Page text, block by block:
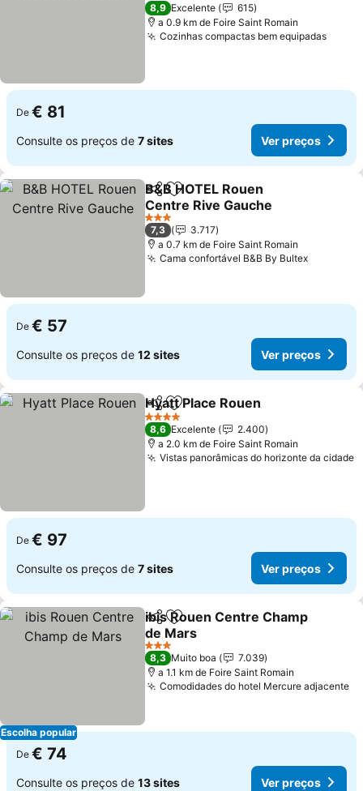
8,9 Excelente
615
a 0.9 km de Foire Saint Romain
Cozinhas compactas bem equipadas
De € 81
Consulte os preços de 7 sites Ver preços
PartilharAdicionar aos favoritos
B&B HOTEL Rouen
Centre Rive Gauche
3 Estrelas
7,3
3.717
a 0.7 km de Foire Saint Romain
Cama confortável B&B By Bultex
De € 57
Consulte os preços de 12 sites Ver preços
PartilharAdicionar aos favoritos
Hyatt Place Rouen
4 Estrelas
8,6 Excelente
2.400
a 2.0 km de Foire Saint Romain
Vistas panorâmicas do horizonte da cidade
De € 97
Consulte os preços de 7 sites Ver preços
Escolha popular
PartilharAdicionar aos favoritos
ibis Rouen Centre Champ
de Mars
3 Estrelas
8,3 Muito boa
7.039
a 1.1 km de Foire Saint Romain
Comodidades do hotel Mercure adjacente
De € 74
Consulte os preços de 13 sites Ver preços